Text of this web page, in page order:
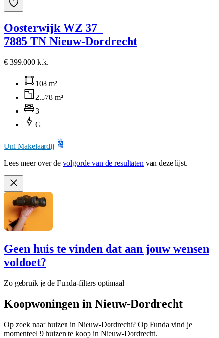
Oosterwijk WZ 37
7885 TN Nieuw-Dordrecht
€ 399.000 k.k.
108 m²
2.378 m²
3
G
Uni Makelaardij
Lees meer over de volgorde van de resultaten van deze lijst.
Geen huis te vinden dat aan jouw wensen
voldoet?
Zo gebruik je de Funda-filters optimaal
Koopwoningen in Nieuw-Dordrecht
Op zoek naar huizen in Nieuw-Dordrecht? Op Funda vind je
momenteel 9 huizen te koop in Nieuw-Dordrecht.